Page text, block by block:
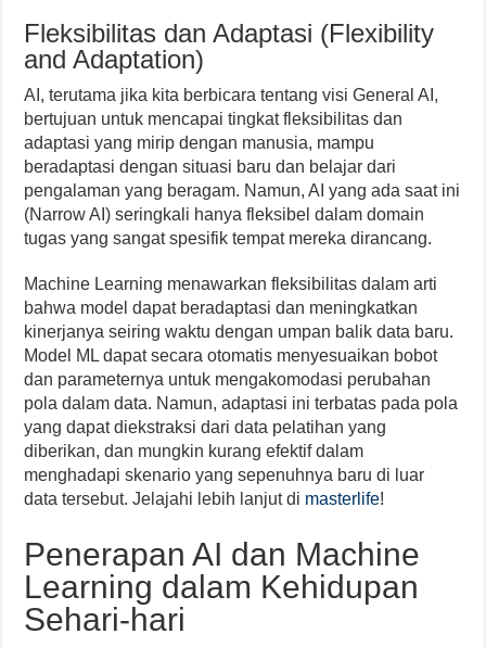
Fleksibilitas dan Adaptasi (Flexibility
and Adaptation)
AI, terutama jika kita berbicara tentang visi General AI,
bertujuan untuk mencapai tingkat fleksibilitas dan
adaptasi yang mirip dengan manusia, mampu
beradaptasi dengan situasi baru dan belajar dari
pengalaman yang beragam. Namun, AI yang ada saat ini
(Narrow AI) seringkali hanya fleksibel dalam domain
tugas yang sangat spesifik tempat mereka dirancang.
Machine Learning menawarkan fleksibilitas dalam arti
bahwa model dapat beradaptasi dan meningkatkan
kinerjanya seiring waktu dengan umpan balik data baru.
Model ML dapat secara otomatis menyesuaikan bobot
dan parameternya untuk mengakomodasi perubahan
pola dalam data. Namun, adaptasi ini terbatas pada pola
yang dapat diekstraksi dari data pelatihan yang
diberikan, dan mungkin kurang efektif dalam
menghadapi skenario yang sepenuhnya baru di luar
data tersebut. Jelajahi lebih lanjut di masterlife!
Penerapan AI dan Machine
Learning dalam Kehidupan
Sehari-hari